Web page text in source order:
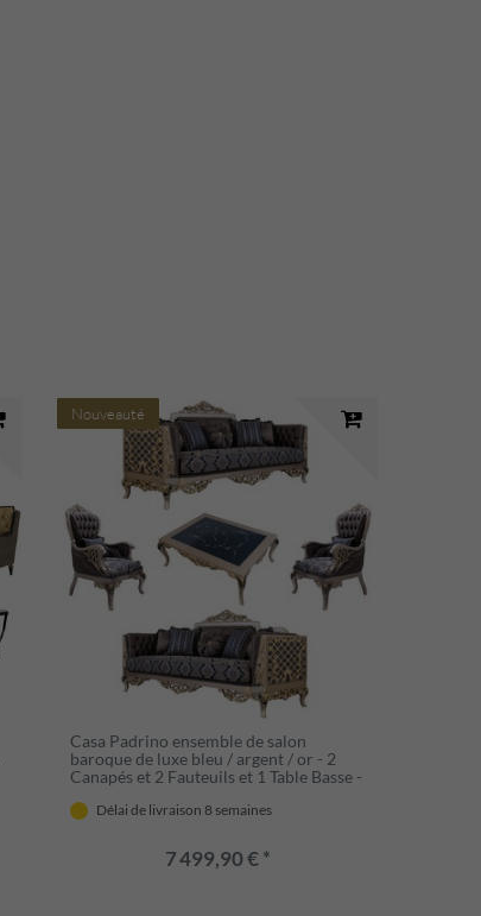
Nouveauté
Casa Padrino ensemble de salon
baroque de luxe bleu / argent / or - 2
Canapés et 2 Fauteuils et 1 Table Basse -
Délai de livraison 8 semaines
7 499,90 € *